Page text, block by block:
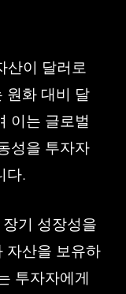
산이 달러로
원화 대비 달
이는 글로벌
성을 투자자
다.
기 성장성을
자산을 보유하
투자자에게